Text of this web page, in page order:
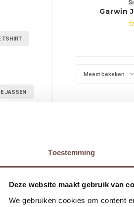
Toestemming
Deze website maakt gebruik van
We gebruiken cookies om content
TSHIRT
JASSEN
Garwin
Meest bekeken